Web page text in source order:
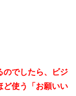
のでしたら、ビジ
ど使う「お願いい